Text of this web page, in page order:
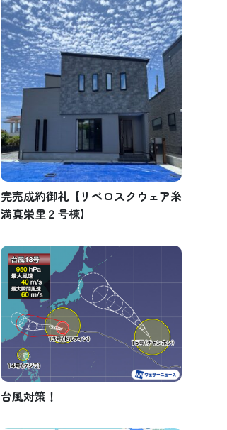
完売成約御礼【リベロスクウェア糸
満真栄里２号棟】
台風対策！